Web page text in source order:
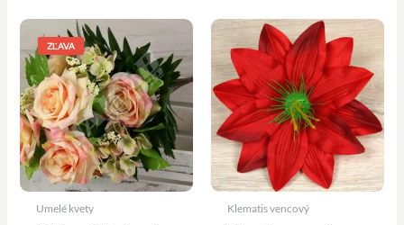
ZĽAVA
Umelé kvety
Pôvodná
cena
bola:
4,90 €.
Aktuálna
cena
je:
3,90 €.
Klematis vencový